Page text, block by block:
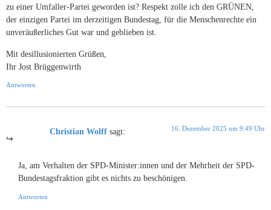
zu einer Umfaller-Partei geworden ist? Respekt zolle ich den GRÜNEN,
der einzigen Partei im derzeitigen Bundestag, für die Menschenrechte ein
unveräußerliches Gut war und geblieben ist.
Mit desillusionierten Grüßen,
Ihr Jost Brüggenwirth
Antworten
Christian Wolff sagt: 16. Dezember 2025 um 9:49 Uhr
Ja, am Verhalten der SPD-Minister:innen und der Mehrheit der SPD-
Bundestagsfraktion gibt es nichts zu beschönigen.
Antworten